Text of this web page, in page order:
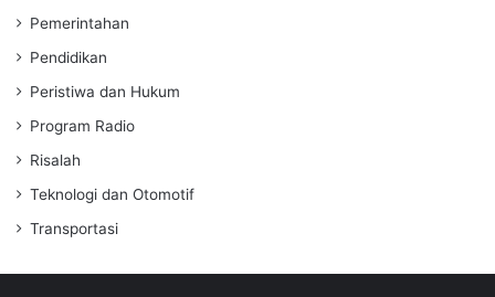
Pemerintahan
Pendidikan
Peristiwa dan Hukum
Program Radio
Risalah
Teknologi dan Otomotif
Transportasi